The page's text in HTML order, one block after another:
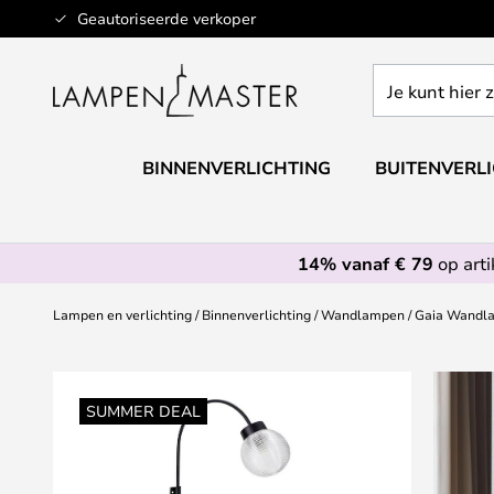
Geautoriseerde verkoper
Ga
naar
inhoud
kunt
zoeken
webwinkel
BINNENVERLICHTING
14% vanaf € 79 op
Lampen en verlichting Binnenverlichting Wandlampen Gaia
SUMMER DEAL
naar